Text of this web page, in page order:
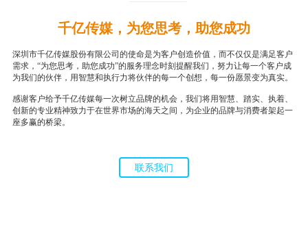
千亿传媒，为您思考，助您成功
深圳市千亿传媒股份有限公司的使命是为客户创造价值，而不仅仅是满足客户
需求，“为您思考，助您成功”的服务理念时刻提醒我们，努力让每一个客户成
为我们的伙伴，用智慧和执行力将伙伴的每一个创想，每一份愿景变为真实。
感谢客户给予千亿传媒每一次树立品牌的机会，我们将用智慧、踏实、执着、
创新的专业精神致力于在世界市场的海天之间，为企业的品牌与消费者架起一
座多赢的桥梁。
联系我们